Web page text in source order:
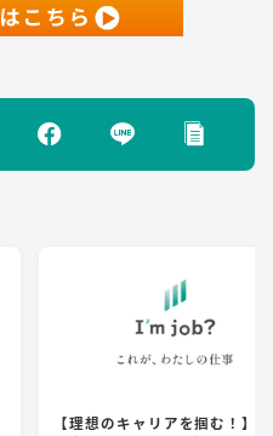
【理想のキャリアを掴む！】